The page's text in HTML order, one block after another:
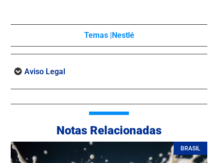
Temas | Nestlé
Aviso Legal
Notas Relacionadas
BRASIL